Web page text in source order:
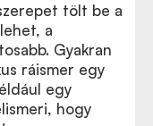
tölt be a
a
Gyakran
ráismer egy
egy
hogy